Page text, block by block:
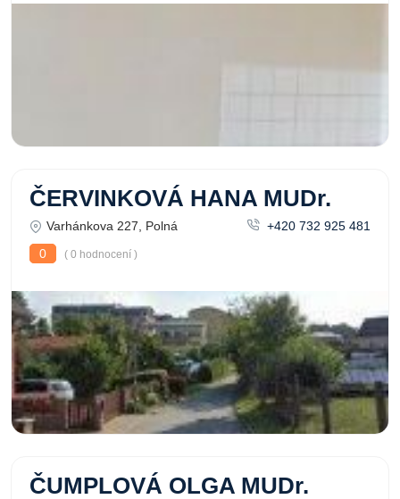
ČERVINKOVÁ HANA MUDr.
Varhánkova 227, Polná
+420 732 925 481
0
( 0 hodnocení )
ČUMPLOVÁ OLGA MUDr.